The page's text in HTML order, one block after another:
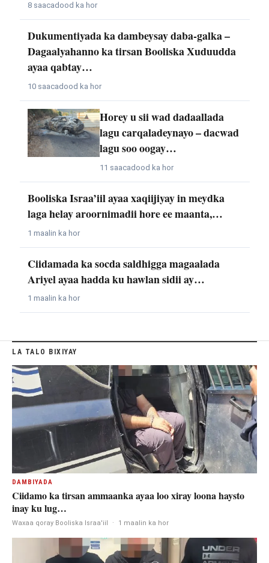
8 saacadood ka hor
Dukumentiyada ka dambeysay daba-galka –
Dagaalyahanno ka tirsan Booliska Xuduudda
ayaa qabtay…
10 saacadood ka hor
Horey u sii wad dadaallada
lagu carqaladeynayo – dacwad
lagu soo oogay…
11 saacadood ka hor
Booliska Israa’iil ayaa xaqiijiyay in meydka
laga helay aroornimadii hore ee maanta,…
1 maalin ka hor
Ciidamada ka socda saldhigga magaalada
Ariyel ayaa hadda ku hawlan sidii ay…
1 maalin ka hor
LA TALO BIXIYAY
DAMBIYADA
Ciidamo ka tirsan ammaanka ayaa loo xiray loona haysto
inay ku lug…
Waxaa qoray Booliska Israa'iil · 1 maalin ka hor